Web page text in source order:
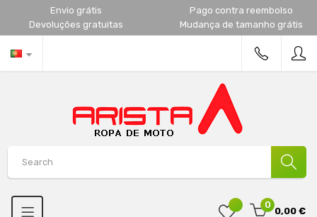
Envio grátis
Pago contra reembolso
Devoluções gratuitas
Mudança de tamanho grátis
0
0,00 €